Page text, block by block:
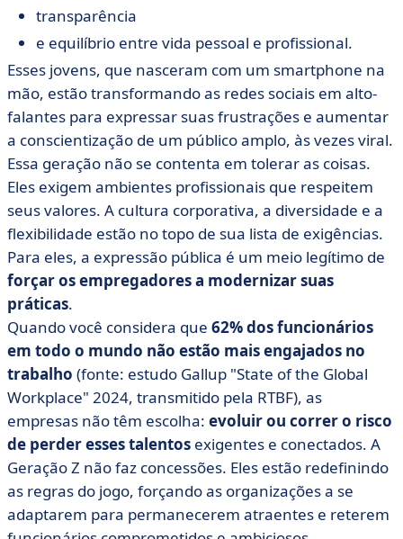
transparência
e equilíbrio entre vida pessoal e profissional.
Esses jovens, que nasceram com um smartphone na
mão, estão transformando as redes sociais em alto-
falantes para expressar suas frustrações e aumentar
a conscientização de um público amplo, às vezes viral.
Essa geração não se contenta em tolerar as coisas.
Eles exigem ambientes profissionais que respeitem
seus valores. A cultura corporativa, a diversidade e a
flexibilidade estão no topo de sua lista de exigências.
Para eles, a expressão pública é um meio legítimo de
forçar os empregadores a modernizar suas
práticas.
Quando você considera que 62% dos funcionários
em todo o mundo não estão mais engajados no
trabalho (fonte: estudo Gallup "State of the Global
Workplace" 2024, transmitido pela RTBF), as
empresas não têm escolha: evoluir ou correr o risco
de perder esses talentos exigentes e conectados. A
Geração Z não faz concessões. Eles estão redefinindo
as regras do jogo, forçando as organizações a se
adaptarem para permanecerem atraentes e reterem